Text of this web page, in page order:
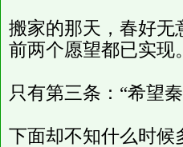
搬家的那天，春好无
前两个愿望都已实现。
只有第三条：“希望
下面却不知什么时候